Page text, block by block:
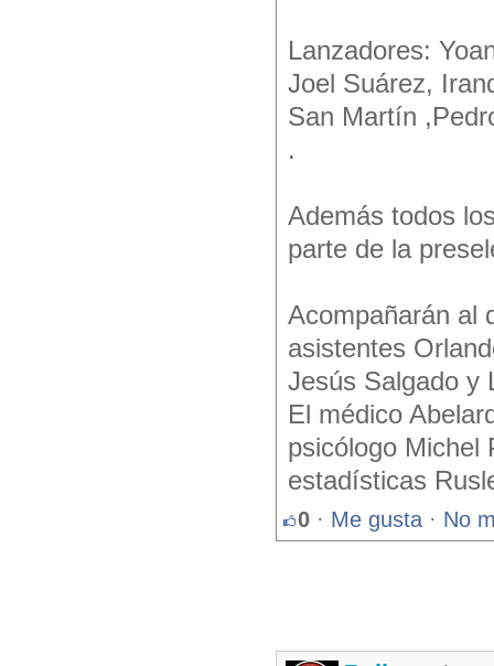
Lanzadores:
Joel Suárez,
San Martín
.
Además todos
parte de la
Acompañarán al
asistentes
Jesús Salgado y
El médico
psicólogo Michel
estadísticas
0 · Me gusta · No